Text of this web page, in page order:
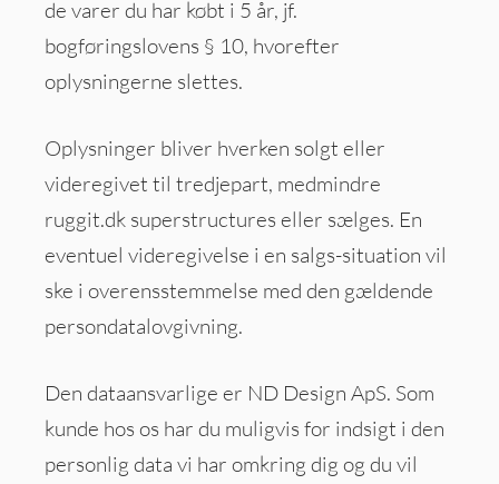
de varer du har købt i 5 år, jf.
bogføringslovens § 10, hvorefter
oplysningerne slettes.
Oplysninger bliver hverken solgt eller
videregivet til tredjepart, medmindre
ruggit.dk superstructures eller sælges. En
eventuel videregivelse i en salgs-situation vil
ske i overensstemmelse med den gældende
persondatalovgivning.
Den dataansvarlige er ND Design ApS. Som
kunde hos os har du muligvis for indsigt i den
personlig data vi har omkring dig og du vil